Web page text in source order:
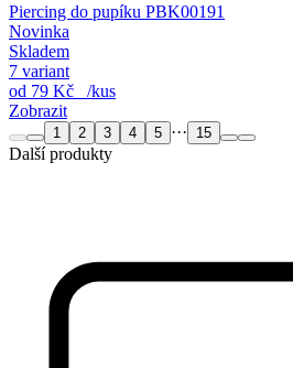
Piercing do pupíku PBK00191
Novinka
Skladem
7 variant
od 79 Kč
/kus
Zobrazit
1 2 3 4 5 ··· 15
Další produkty